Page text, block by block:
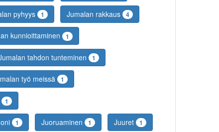
pyhyys 1 Jumalan rakkaus 4
kunnioittaminen 1
tahdon tunteminen 1
työ meissä 1
1
1 Juoruaminen 1 Juuret 1